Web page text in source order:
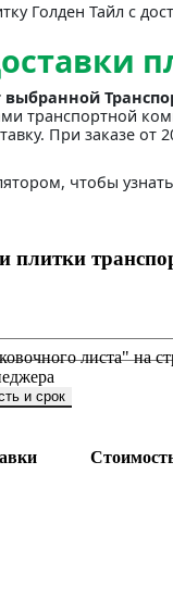
Голден Тайл с
выбранной
транспортной
При заказе
чтобы